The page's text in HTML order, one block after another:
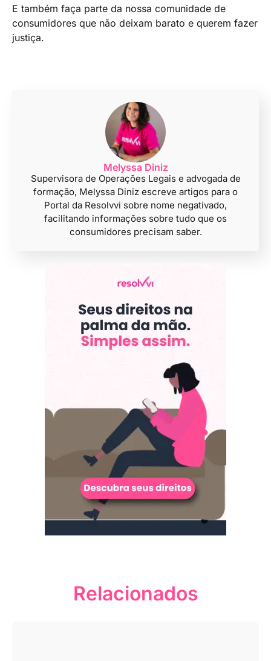
E também faça parte da nossa comunidade de
consumidores que não deixam barato e querem fazer
justiça.
Melyssa Diniz
Supervisora de Operações Legais e advogada de
formação, Melyssa Diniz escreve artigos para o
Portal da Resolvvi sobre nome negativado,
facilitando informações sobre tudo que os
consumidores precisam saber.
Relacionados